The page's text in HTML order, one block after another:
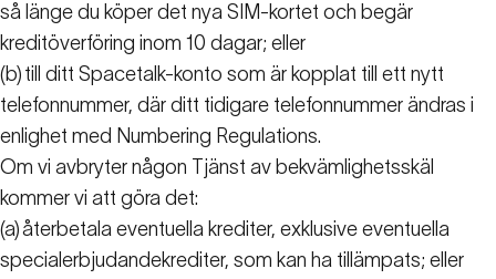
så länge du köper det nya SIM-kortet och begär
kreditöverföring inom 10 dagar; eller
(b) till ditt Spacetalk-konto som är kopplat till ett nytt
telefonnummer, där ditt tidigare telefonnummer ändras i
enlighet med Numbering Regulations.
Om vi avbryter någon Tjänst av bekvämlighetsskäl
kommer vi att göra det:
(a)återbetala eventuella krediter, exklusive eventuella
specialerbjudandekrediter, som kan ha tillämpats; eller